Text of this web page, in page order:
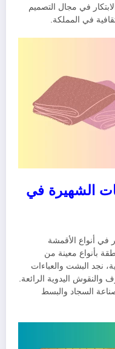
في مجال التصميم
في المملكة.
الشهيرة في
في أنواع الأقمشة
بأنواع معينة من
نجد البشت والعباءات
والنقوش اليدوية الرائعة.
السجاد والبسط